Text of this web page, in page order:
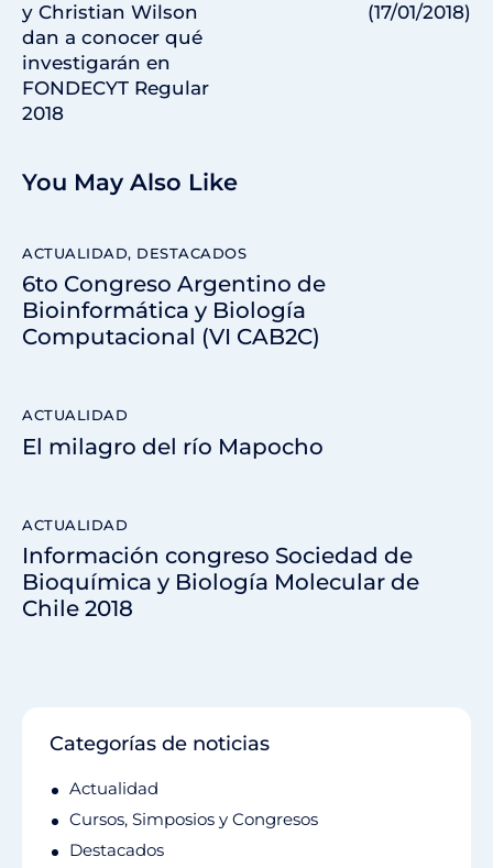
y Christian Wilson
dan a conocer qué
investigarán en
FONDECYT Regular
2018
(17/01/2018)
You May Also Like
ACTUALIDAD, DESTACADOS
6to Congreso Argentino de
Bioinformática y Biología
Computacional (VI CAB2C)
ACTUALIDAD
El milagro del río Mapocho
ACTUALIDAD
Información congreso Sociedad de
Bioquímica y Biología Molecular de
Chile 2018
Categorías de noticias
Actualidad
Cursos, Simposios y Congresos
Destacados